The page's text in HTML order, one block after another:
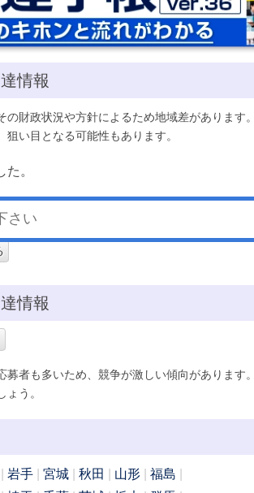
情報
の財政状況や方針によるため地域差があります
い目となる可能性もあります。
。
情報
募者も多いため、競争が激しい傾向があります
う。
岩手 宮城 秋田 山形
福島